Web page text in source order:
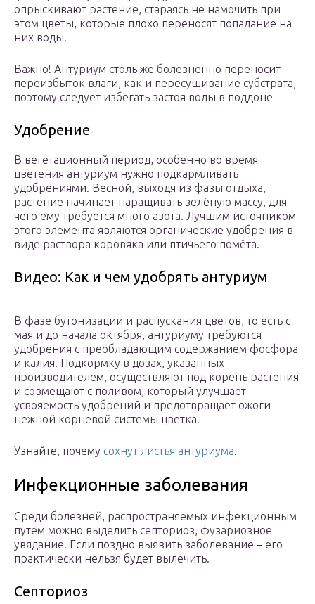
опрыскивают растение, стараясь не намочить при
этом цветы, которые плохо переносят попадание на
них воды.
Важно! Антуриум столь же болезненно переносит
переизбыток влаги, как и пересушивание субстрата,
поэтому следует избегать застоя воды в поддоне
Удобрение
В вегетационный период, особенно во время
цветения антуриум нужно подкармливать
удобрениями. Весной, выходя из фазы отдыха,
растение начинает наращивать зелёную массу, для
чего ему требуется много азота. Лучшим источником
этого элемента являются органические удобрения в
виде раствора коровяка или птичьего помёта.
Видео: Как и чем удобрять антуриум
В фазе бутонизации и распускания цветов, то есть с
мая и до начала октября, антуриуму требуются
удобрения с преобладающим содержанием фосфора
и калия. Подкормку в дозах, указанных
производителем, осуществляют под корень растения
и совмещают с поливом, который улучшает
усвояемость удобрений и предотвращает ожоги
нежной корневой системы цветка.
Узнайте, почему сохнут листья антуриума.
Инфекционные заболевания
Среди болезней, распространяемых инфекционным
путем можно выделить септориоз, фузариозное
увядание. Если поздно выявить заболевание – его
практически нельзя будет вылечить.
Септориоз